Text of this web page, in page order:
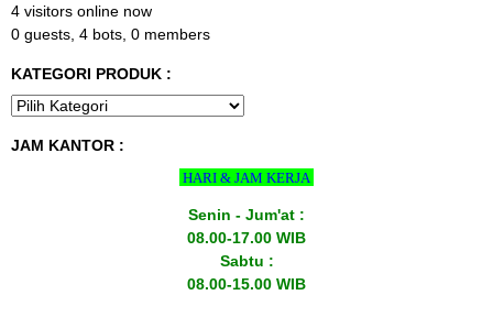
4 visitors online now
0 guests, 4 bots, 0 members
KATEGORI PRODUK :
JAM KANTOR :
HARI & JAM KERJA
Senin - Jum'at :
08.00-17.00 WIB
Sabtu :
08.00-15.00 WIB